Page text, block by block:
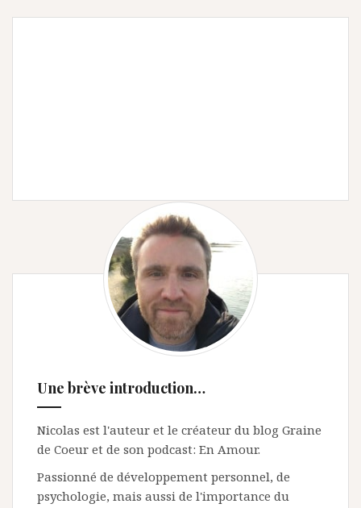
Une brève introduction…
Nicolas est l'auteur et le créateur du blog Graine
de Coeur et de son podcast: En Amour.
Passionné de développement personnel, de
psychologie, mais aussi de l'importance du